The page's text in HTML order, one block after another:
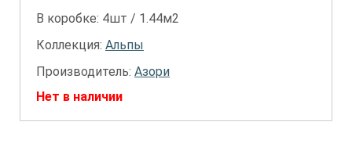
В коробке: 4шт / 1.44м2
Коллекция: Альпы
Производитель: Азори
Нет в наличии